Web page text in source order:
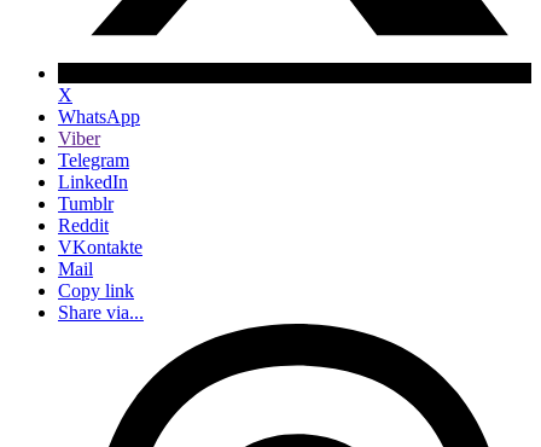
X
WhatsApp
Viber
Telegram
LinkedIn
Tumblr
Reddit
VKontakte
Mail
Copy link
Share via...